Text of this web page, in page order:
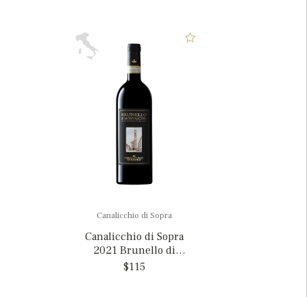
Canalicchio di Sopra
Canalicchio di Sopra
2021 Brunello di
Montalcino, Italy
$115